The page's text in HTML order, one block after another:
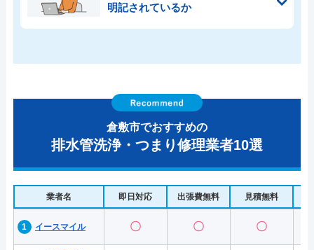
明記されているか
倉敷市でおすすめの
排水管洗浄・つまり修理業者10選
業者名 即日対応 出張費無料 見積無料
イースマイル 〇 〇 〇